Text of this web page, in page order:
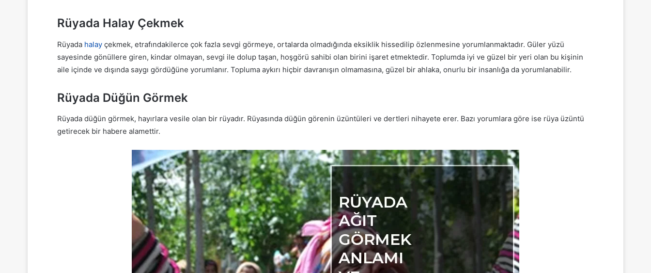
Rüyada Halay Çekmek
Rüyada halay çekmek, etrafındakilerce çok fazla sevgi görmeye, ortalarda olmadığında eksiklik hissedilip özlenmesine yorumlanmaktadır. Güler yüzü
sayesinde gönüllere giren, kindar olmayan, sevgi ile dolup taşan, hoşgörü sahibi olan birini işaret etmektedir. Toplumda iyi ve güzel bir yeri olan bu kişinin
aile içinde ve dışında saygı gördüğüne yorumlanır. Topluma aykırı hiçbir davranışın olmamasına, güzel bir ahlaka, onurlu bir insanlığa da yorumlanabilir.
Rüyada Düğün Görmek
Rüyada düğün görmek, hayırlara vesile olan bir rüyadır. Rüyasında düğün görenin üzüntüleri ve dertleri nihayete erer. Bazı yorumlara göre ise rüya üzüntü
getirecek bir habere alamettir.